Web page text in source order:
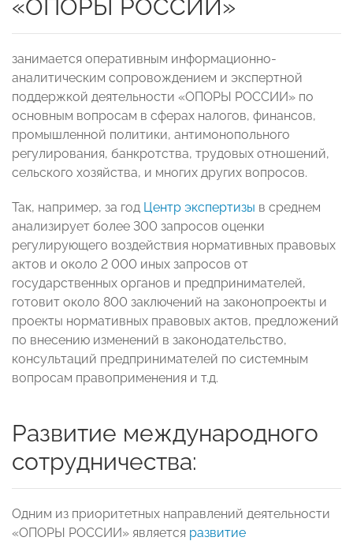
«ОПОРЫ РОССИИ»
занимается оперативным информационно-
аналитическим сопровождением и экспертной
поддержкой деятельности «ОПОРЫ РОССИИ» по
основным вопросам в сферах налогов, финансов,
промышленной политики, антимонопольного
регулирования, банкротства, трудовых отношений,
сельского хозяйства, и многих других вопросов.
Так, например, за год Центр экспертизы в среднем
анализирует более 300 запросов оценки
регулирующего воздействия нормативных правовых
актов и около 2 000 иных запросов от
государственных органов и предпринимателей,
готовит около 800 заключений на законопроекты и
проекты нормативных правовых актов, предложений
по внесению изменений в законодательство,
консультаций предпринимателей по системным
вопросам правоприменения и т.д.
Развитие международного
сотрудничества:
Одним из приоритетных направлений деятельности
«ОПОРЫ РОССИИ» является развитие